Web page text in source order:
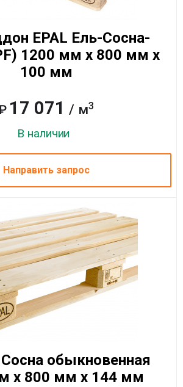
EPAL Ель-Сосна-
1200 мм x 800 мм x
100 мм
17 071 / м3
В наличии
Направить запрос
обыкновенная
x 800 мм x 144 мм